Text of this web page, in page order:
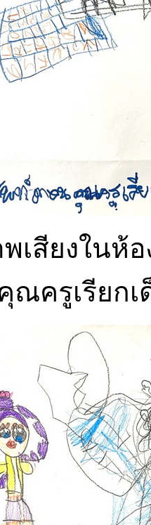
เสียงในห้
ครูเรียก